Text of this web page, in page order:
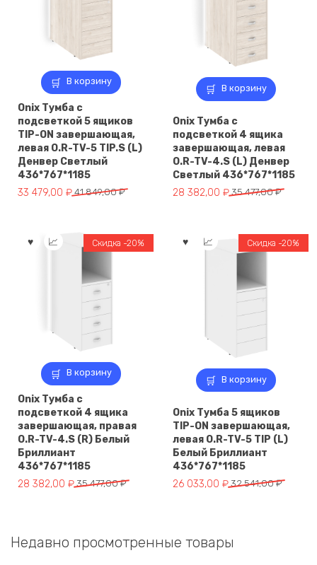
В корзину
Onix Тумба с
подсветкой 5 ящиков
TIP-ON завершающая,
левая O.R-TV-5 TIP.S (L)
Денвер Светлый
436*767*1185
41 849,00₽
Первоначальная
849,00 ₽.
33 479,00 ₽
Текущая
479,00 ₽.
В корзину
Onix Тумба с
подсветкой 4 ящика
завершающая, левая
O.R-TV-4.S (L) Денвер
Светлый 436*767*1185
35 477,00₽
Первоначальная
477,00 ₽.
28 382,00 ₽
Текущая
382,00 ₽.
В корзину
Скидка -20%
Onix Тумба с
подсветкой 4 ящика
завершающая, правая
O.R-TV-4.S (R) Белый
Бриллиант
436*767*1185
35 477,00₽
Первоначальная
477,00 ₽.
28 382,00 ₽
Текущая
В корзину
Скидка -20%
Onix Тумба 5 ящиков
TIP-ON завершающая,
левая O.R-TV-5 TIP (L)
Белый Бриллиант
436*767*1185
32 541,00₽
Первоначальная
541,00 ₽.
26 033,00 ₽
Текущая
Недавно просмотренные товары